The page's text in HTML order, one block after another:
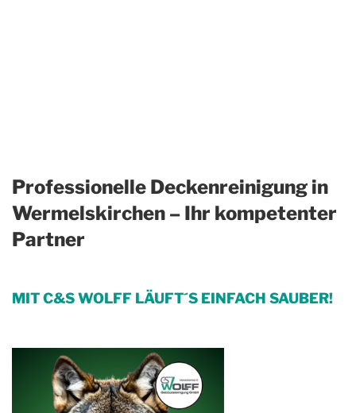
Professionelle Deckenreinigung in
Wermelskirchen – Ihr kompetenter
Partner
MIT C&S WOLFF LÄUFT´S EINFACH SAUBER!